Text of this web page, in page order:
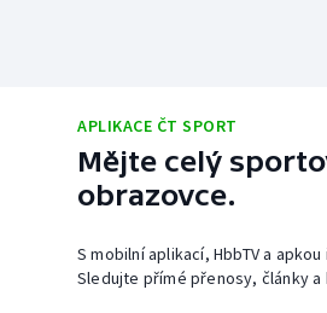
APLIKACE ČT SPORT
Mějte celý
obrazovce.
S mobilní aplikací, HbbTV a
Sledujte přímé přenosy, články